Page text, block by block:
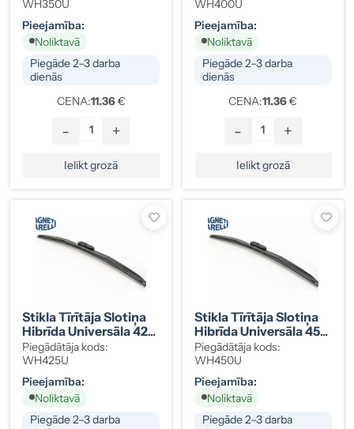
WH350U
Pieejamība:
Noliktavā
Piegāde 2–3 darba
dienās
CENA:11.36€
- +
Ielikt grozā
WH400U
Pieejamība:
Noliktavā
Piegāde 2–3 darba
dienās
CENA:11.36€
- +
Ielikt grozā
Stikla Tīrītāja Slotiņa
Hibrīda Universāla 425
Mm
Piegādātāja kods:
WH425U
Pieejamība:
Noliktavā
Piegāde 2–3 darba
Stikla Tīrītāja Slotiņa
Hibrīda Universāla 450
Mm
Piegādātāja kods:
WH450U
Pieejamība:
Noliktavā
Piegāde 2–3 darba